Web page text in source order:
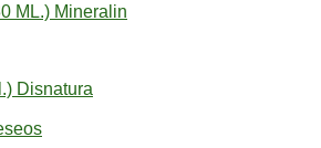
ML.) Mineralin